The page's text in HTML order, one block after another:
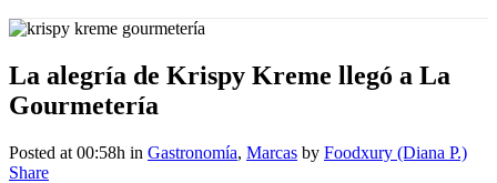
La alegría de Krispy Kreme llegó a La
Gourmetería
Posted at 00:58h in Gastronomía, Marcas by Foodxury (Diana P.)
Share